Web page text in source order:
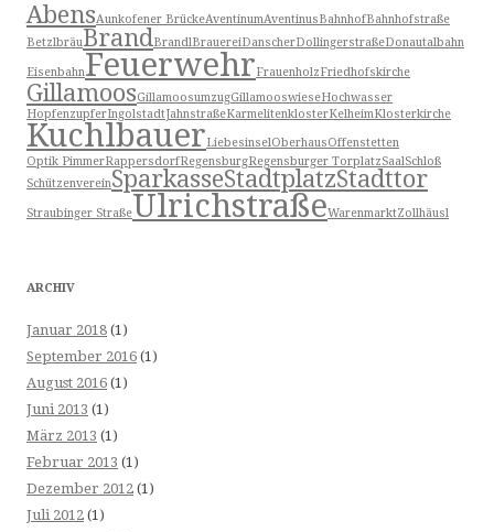
AbensAunkofener BrückeAventinumAventinusBahnhofBahnhofstraße
BetzlbräuBrandBrandlBrauereiDanscherDollingerstraßeDonautalbahn
EisenbahnFeuerwehrFrauenholzFriedhofskirche
GillamoosGillamoosumzugGillamooswieseHochwasser
HopfenzupferIngolstadtJahnstraßeKarmelitenklosterKelheimKlosterkirche
KuchlbauerLiebesinselOberhausOffenstetten
Optik PimmerRappersdorfRegensburgRegensburger TorplatzSaalSchloß
SchützenvereinSparkasseStadtplatzStadttor
Straubinger StraßeUlrichstraßeWarenmarktZollhäusl
ARCHIV
Januar 2018 (1)
September 2016 (1)
August 2016 (1)
Juni 2013 (1)
März 2013 (1)
Februar 2013 (1)
Dezember 2012 (1)
Juli 2012 (1)